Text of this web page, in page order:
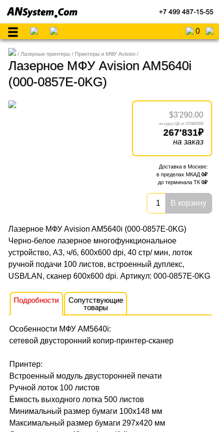
0
Лазерные принтеры Принтеры и МФУ Avision
Лазерное МФУ Avision AM5640i
(000-0857E-0KG)
$3'290.00
07/08/2026
267'831
на заказ
0
0
В корзину
Лазерное МФУ Avision AM5640i (000-0857E-0KG)
Черно-белое лазерное многофункциональное
устройство, А3, ч/б, 600x600 dpi, 40 стр/ мин, лоток
ручной подачи 100 листов, встроенный дуплекс,
USB/LAN, сканер 600x600 dpi. Артикул: 000-0857E-0KG
Подробности
Сопутствующие
товары
Особенности МФУ AM5640i:
сетевой двусторонний копир-принтер-сканер
Принтер:
Встроенный модуль двусторонней печати
Ручной лоток 100 листов
Ёмкость выходного лотка 500 листов
Минимальный размер бумаги 100x148 мм
Максимальный размер бумаги 297x420 мм